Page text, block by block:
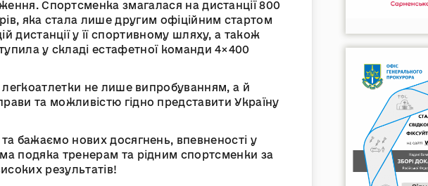
Спортсменка змагалася на дистанції 800
яка стала лише другим офіційним стартом
дистанції у її спортивному шляху, а також
у складі естафетної команди 4×400
легкоатлетки не лише випробуванням, а й
та можливістю гідно представити Україну
бажаємо нових досягнень, впевненості у
подяка тренерам та рідним спортсменки за
результатів!